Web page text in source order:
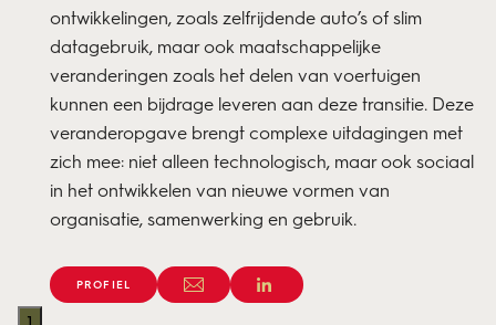
ontwikkelingen, zoals zelfrijdende auto’s of slim
datagebruik, maar ook maatschappelijke
veranderingen zoals het delen van voertuigen
kunnen een bijdrage leveren aan deze transitie. Deze
veranderopgave brengt complexe uitdagingen met
zich mee: niet alleen technologisch, maar ook sociaal
in het ontwikkelen van nieuwe vormen van
organisatie, samenwerking en gebruik.
PROFIEL